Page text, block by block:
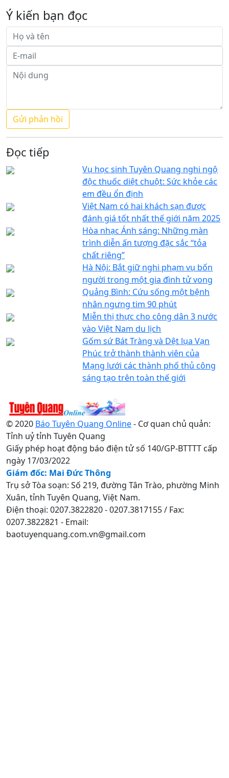
Ý kiến bạn đọc
Đọc tiếp
Vụ học sinh Tuyên Quang nghi ngộ
độc thuốc diệt chuột: Sức khỏe các
em đều ổn định
Việt Nam có hai khách sạn được
đánh giá tốt nhất thế giới năm 2025
Hòa nhạc Ánh sáng: Những màn
trình diễn ấn tượng đặc sắc “tỏa
chất riêng”
Hà Nội: Bắt giữ nghi phạm vụ bốn
người trong một gia đình tử vong
Quảng Bình: Cứu sống một bệnh
nhân ngưng tim 90 phút
Miễn thị thực cho công dân 3 nước
vào Việt Nam du lịch
Gốm sứ Bát Tràng và Dệt lụa Vạn
Phúc trở thành thành viên của
Mạng lưới các thành phố thủ công
sáng tạo trên toàn thế giới
© 2020 Báo Tuyên Quang Online- Cơ quan chủ quản:
Tỉnh uỷ tỉnh Tuyên Quang
Giấy phép hoạt động báo điện tử số 140/GP-BTTTT cấp
ngày 17/03/2022
Giám đốc: Mai Đức Thông
Trụ sở Tòa soạn: Số 219, đường Tân Trào, phường Minh
Xuân, tỉnh Tuyên Quang, Việt Nam.
Điện thoại: 0207.3822820 - 0207.3817155 / Fax:
0207.3822821 - Email:
baotuyenquang.com.vn@gmail.com